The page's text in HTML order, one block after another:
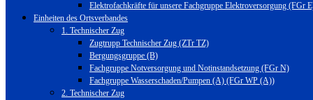
Elektrofachkräfte für unsere Fachgruppe Elektroversorgung (FGr
Einheiten des Ortsverbandes
1. Technischer Zug
Zugtrupp Technischer Zug (ZTr TZ)
Bergungsgruppe (B)
Fachgruppe Notversorgung und Notinstandsetzung (FGr N)
Fachgruppe Wasserschaden/Pumpen (A) (FGr WP (A))
2. Technischer Zug